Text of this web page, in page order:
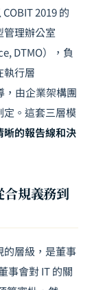
2019 的
管理辦公室
DTMO），負
執行層
，由企業架構團
定。這套三層模
晰的報告線和決
規義務到
的層級，是董事
事會對 IT 的關